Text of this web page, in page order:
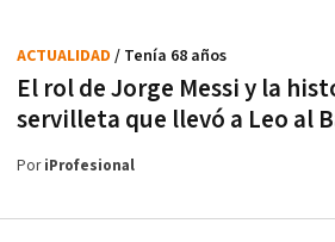
El rol de Jorge Messi y la
servilleta que llevó a Leo al
ACTUALIDAD / Tenía 68 años
PoriProfesional